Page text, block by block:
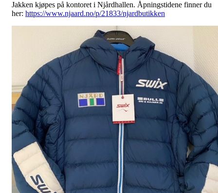
Jakken kjøpes på kontoret i Njårdhallen. Åpningstidene finner du
her: https://www.njaard.no/p/21833/njardbutikken